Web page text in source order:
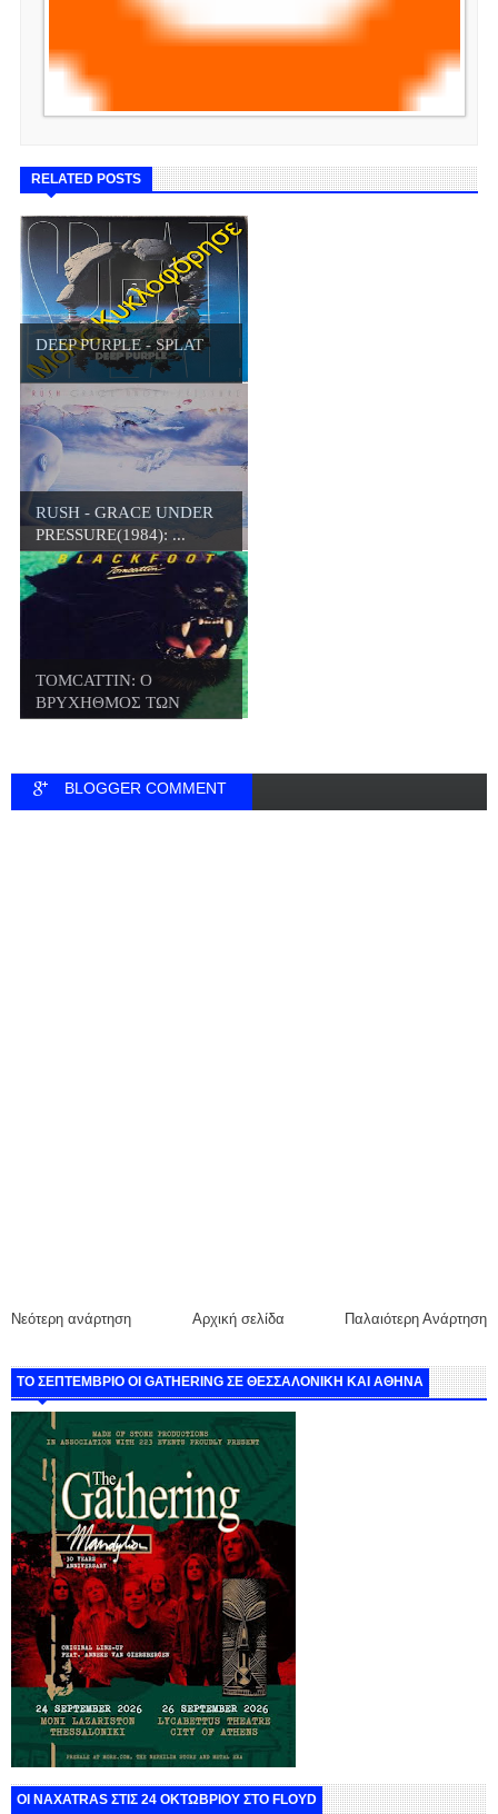
RELATED POSTS
DEEP PURPLE - SPLAT
RUSH - GRACE UNDER
PRESSURE(1984): ...
TOMCATTIN: Ο
ΒΡΥΧΗΘΜΟΣ ΤΩΝ
BLACKFOO...
BLOGGER COMMENT
Νεότερη ανάρτηση Παλαιότερη Ανάρτηση
Αρχική σελίδα
ΤΟ ΣΕΠΤΕΜΒΡΙΟ ΟΙ GATHERING ΣΕ ΘΕΣΣΑΛΟΝΙΚΗ ΚΑΙ ΑΘΗΝΑ
ΟΙ NAXATRAS ΣΤΙΣ 24 ΟΚΤΩΒΡΙΟΥ ΣΤΟ FLOYD